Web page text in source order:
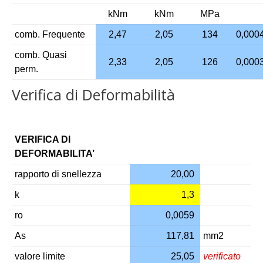
kNm kNm MPa
comb. Frequente 2,47 2,05 134
comb. Quasi
perm.
2,33 2,05 126
Verifica di Deformabilità
VERIFICA DI
DEFORMABILITA’
rapporto di snellezza 20,00
k 1,3
ro 0,0059
As 117,81 mm2
valore limite 25,05 verificato